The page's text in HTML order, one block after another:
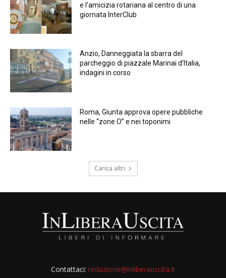
e l’amicizia rotariana al centro di una
giornata InterClub
Anzio, Danneggiata la sbarra del
parcheggio di piazzale Marinai d’Italia,
indagini in corso
Roma, Giunta approva opere pubbliche
nelle “zone O” e nei toponimi
Carica altri
Contattaci: redazione@inliberauscita.it